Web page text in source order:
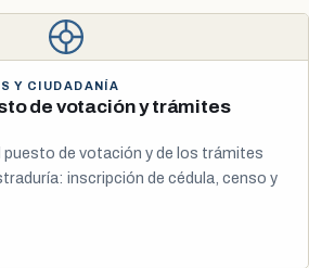
Y CIUDADANÍA
de votación y trámites
puesto de votación y de los trámites
inscripción de cédula, censo y